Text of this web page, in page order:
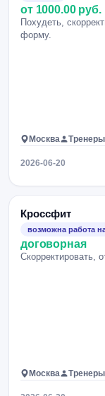
от 1000.00 руб.
Похудеть,
форму.
Москва Тренеры
2026-06-20
Кроссфит
возможна работа
договорная
Скорректировать,
Москва Тренеры